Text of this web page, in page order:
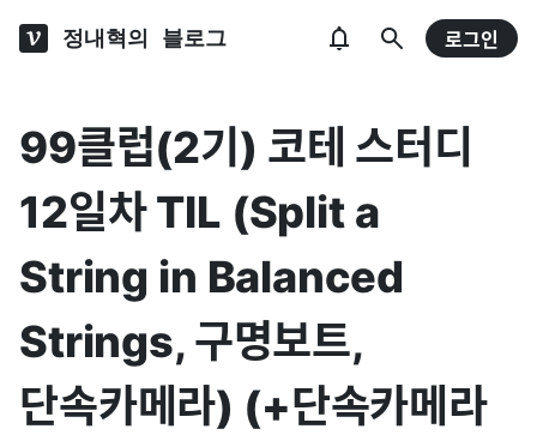
정내혁의 블로그 로그인
99클럽(2기) 코테 스터디
12일차 TIL (Split a
String in Balanced
Strings, 구명보트,
단속카메라) (+단속카메라